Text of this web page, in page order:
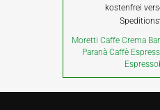
kostenfrei
Moretti Caffe Crema
Paranà Caffè